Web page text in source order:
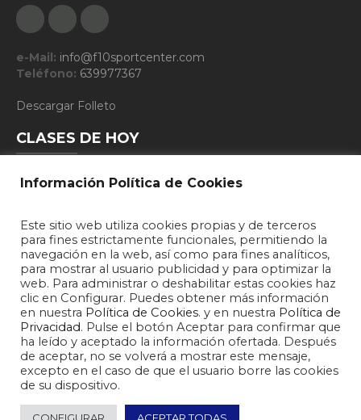
FacebookGoogle Plus
e-Mail: info@f10sportcenter.com
Teléfono: 639977367
Descargar Folleto
CLASES DE HOY
19:15 - DEFENSA PERSONAL
20:15 - DEFENSA PERSONAL
2026 © F10 Sport Center - Gimnasio y Centro Deportivo Zamora
Información Política de Cookies
Este sitio web utiliza cookies propias y de terceros
para fines estrictamente funcionales, permitiendo la
navegación en la web, así como para fines analíticos,
para mostrar al usuario publicidad y para optimizar la
web. Para administrar o deshabilitar estas cookies haz
clic en Configurar. Puedes obtener más información
en nuestra Política de Cookies. y en nuestra Política de
Privacidad. Pulse el botón Aceptar para confirmar que
ha leído y aceptado la información ofertada. Después
de aceptar, no se volverá a mostrar este mensaje,
excepto en el caso de que el usuario borre las cookies
de su dispositivo.